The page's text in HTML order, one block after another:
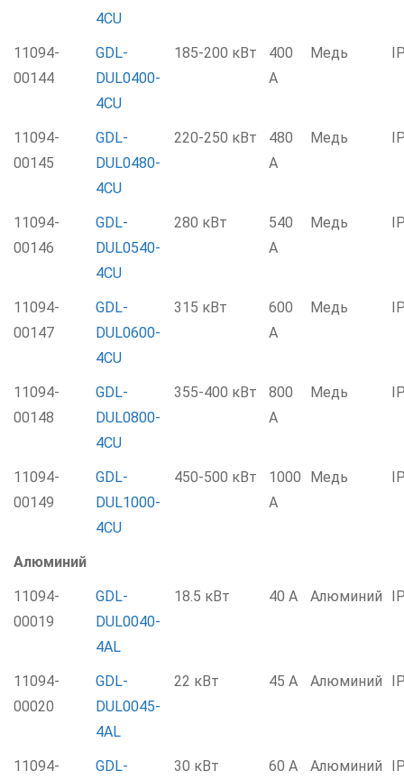
4CU
11094-
00144
GDL-
DUL0400-
4CU
185-200 кВт
400
А
Медь
11094-
00145
GDL-
DUL0480-
4CU
220-250 кВт
480
А
Медь
11094-
00146
GDL-
DUL0540-
4CU
280 кВт
540
А
Медь
11094-
00147
GDL-
DUL0600-
4CU
315 кВт
600
А
Медь
11094-
00148
GDL-
DUL0800-
4CU
355-400 кВт
800
А
Медь
11094-
00149
GDL-
DUL1000-
4CU
450-500 кВт
1000
А
Медь
Алюминий
11094-
00019
GDL-
DUL0040-
4AL
18.5 кВт 40 А Алюминий
11094-
00020
GDL-
DUL0045-
4AL
22 кВт 45 А Алюминий
11094-
GDL-
30 кВт 60 А Алюминий